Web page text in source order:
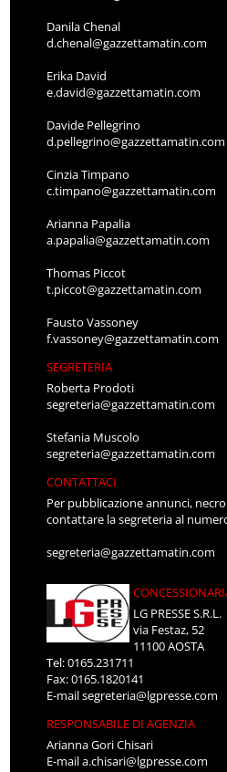
Danila Chenal
d.chenal@gazzettamatin.com
Erika David
e.david@gazzettamatin.com
Davide Pellegrino
d.pellegrino@gazzettamatin.com
Cinzia Timpano
c.timpano@gazzettamatin.com
Arianna Papalia
a.papalia@gazzettamatin.com
Thomas Piccot
t.piccot@gazzettamatin.com
Fausto Vassoney
f.vassoney@gazzettamatin.com
SEGRETERIA
Roberta Prodoti
segreteria@gazzettamatin.com
Stefania Muscolo
segreteria@gazzettamatin.com
CONTATTACI
Per pubblicazione annunci,
contattare la segreteria al
segreteria@gazzettamatin.com
LG PRESSE S.R.L.
via Festaz, 52
11100 AOSTA
Tel: 0165.231711
Fax: 0165.1820141
E-mailsegreteria@lgpresse.com
RESPONSABILE DI AGENZIA
Arianna Gori Chisari
E-maila.chisari@lgpresse.com